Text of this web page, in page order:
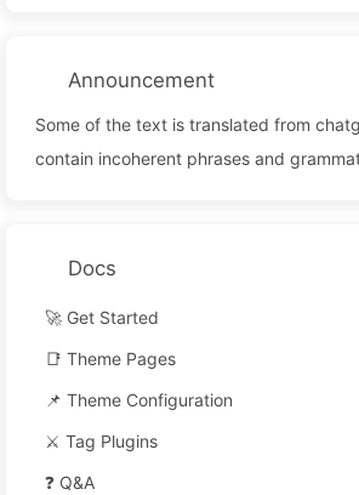
Announcement
Some of the text is translated from
contain incoherent phrases and
Docs
🚀 Get Started
📑 Theme Pages
📌 Theme Configuration
⚔️ Tag Plugins
❓ Q&A